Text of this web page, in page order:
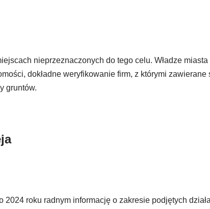
nieprzeznaczonych do tego celu. Władze
dokładne weryfikowanie firm, z którymi zawierane
gruntów.
roku radnym informację o zakresie podjętych